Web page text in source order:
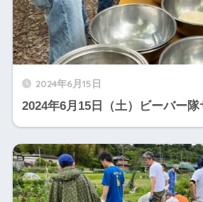
2024年6月15日
2024年6月15日（土）ビーバー隊